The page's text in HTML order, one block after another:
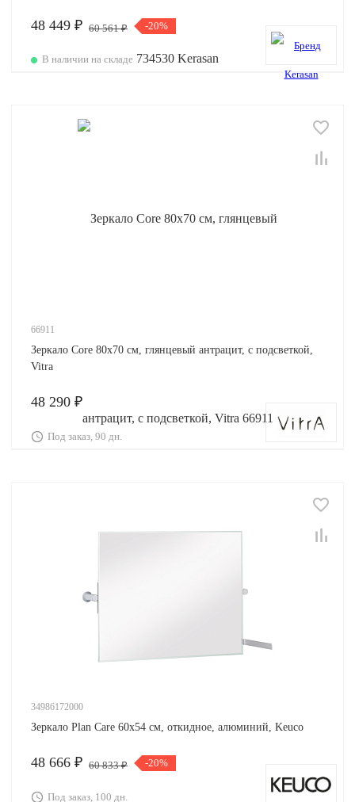
48 449 ₽ 60 561 ₽ -20%
В наличии на складе
66911
Зеркало Core 80х70 см, глянцевый антрацит, с подсветкой,
Vitra
48 290 ₽
Под заказ, 90 дн.
34986172000
Зеркало Plan Care 60х54 см, откидное, алюминий, Keuco
48 666 ₽ 60 833 ₽ -20%
Под заказ, 100 дн.